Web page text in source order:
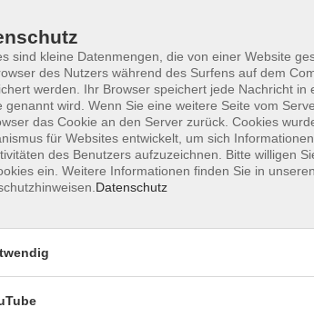
kennen, die gegen Ende des 19.
dokumentiert wurde. Der US-Amerikanische
Wet-on-Wet Technique® mit speziell
so hobbytauglich und schuf wundervolle
sind kleine Datenmengen, die von einer Website
des Nutzers während des Surfens auf dem
werden. Ihr Browser speichert jede Nachricht in
genannt wird. Wenn Sie eine weitere Seite vom
das Cookie an den Server zurück. Cookies
für Websites entwickelt, um sich
des Benutzers aufzuzeichnen. Bitte willigen
ein. Weitere Informationen finden Sie in unseren
Datenschutz